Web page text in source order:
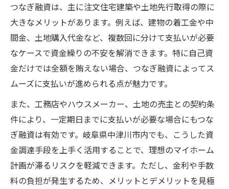
つなぎ融資は、主に注文住宅建築や土地先行取得の際に
大きなメリットがあります。例えば、建物の着工金や中
間金、土地購入代金など、複数回に分けて支払いが必要
なケースで資金繰りの不安を解消できます。特に自己資
金だけでは全額を賄えない場合、つなぎ融資によってス
ムーズに支払いが進められる点が魅力です。
また、工務店やハウスメーカー、土地の売主との契約条
件により、一定期日までに支払いが必要な場合にもつな
ぎ融資は有効です。岐阜県中津川市内でも、こうした資
金調達手段を上手く活用することで、理想のマイホーム
計画が滞るリスクを軽減できます。ただし、金利や手数
料の負担が発生するため、メリットとデメリットを見極